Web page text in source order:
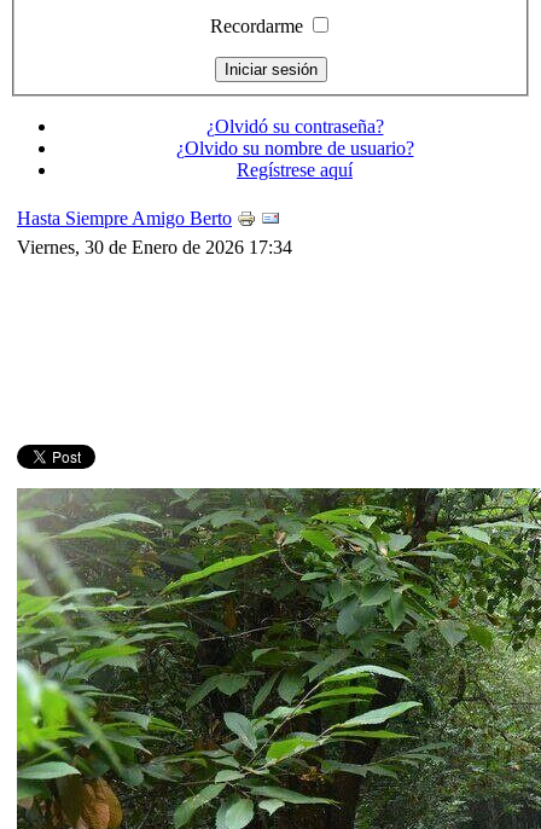
Recordarme
¿Olvidó su contraseña?
¿Olvido su nombre de usuario?
Regístrese aquí
Hasta Siempre Amigo Berto
Viernes, 30 de Enero de 2026 17:34